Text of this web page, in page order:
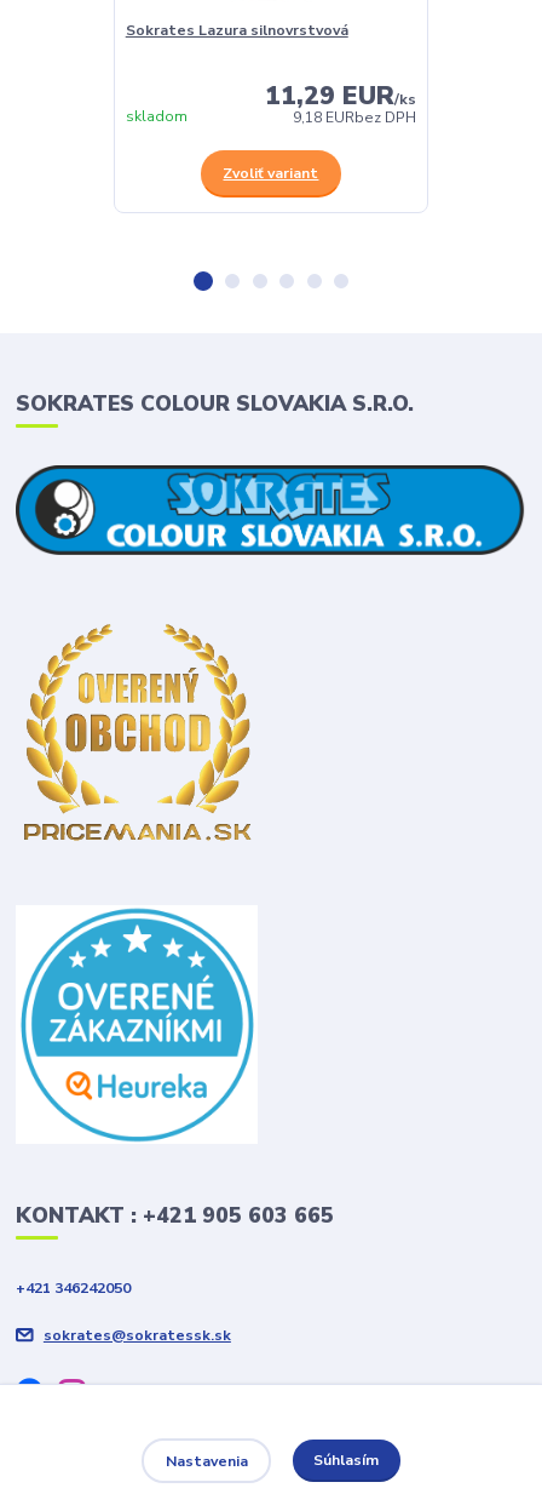
Sokrates Lazura silnovrstvová
11,29 EUR/ks
9,18 EURbez DPH
skladom
Zvoliť variant
SOKRATES COLOUR SLOVAKIA S.R.O.
KONTAKT : +421 905 603 665
+421 346242050
sokrates@sokratessk.sk
Nastavenia Súhlasím